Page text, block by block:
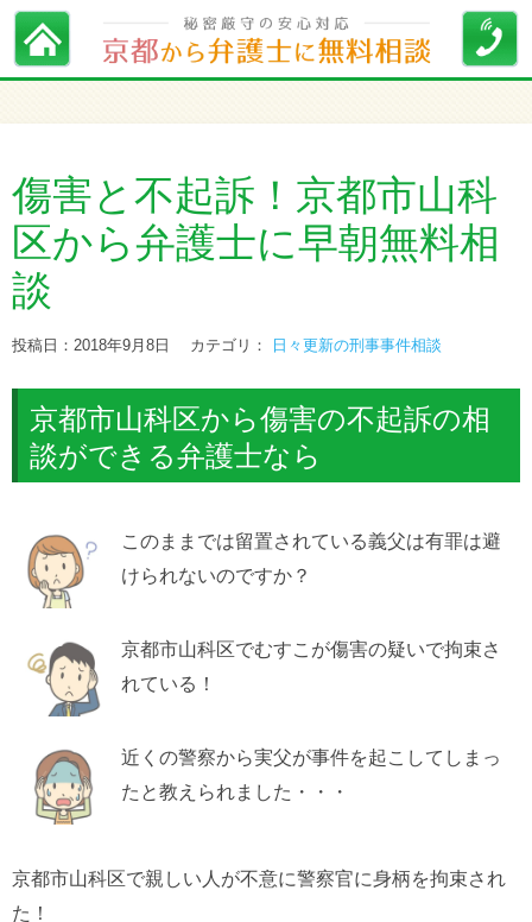
傷害と不起訴！京都市山科
区から弁護士に早朝無料相
談
投稿日：2018年9月8日 カテゴリ： 日々更新の刑事事件相談
京都市山科区から傷害の不起訴の相
談ができる弁護士なら
このままでは留置されている義父は有罪は避
けられないのですか？
京都市山科区でむすこが傷害の疑いで拘束さ
れている！
近くの警察から実父が事件を起こしてしまっ
たと教えられました・・・
京都市山科区で親しい人が不意に警察官に身柄を拘束され
た！